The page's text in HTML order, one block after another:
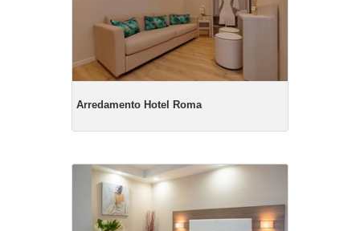
Arredamento Hotel Roma